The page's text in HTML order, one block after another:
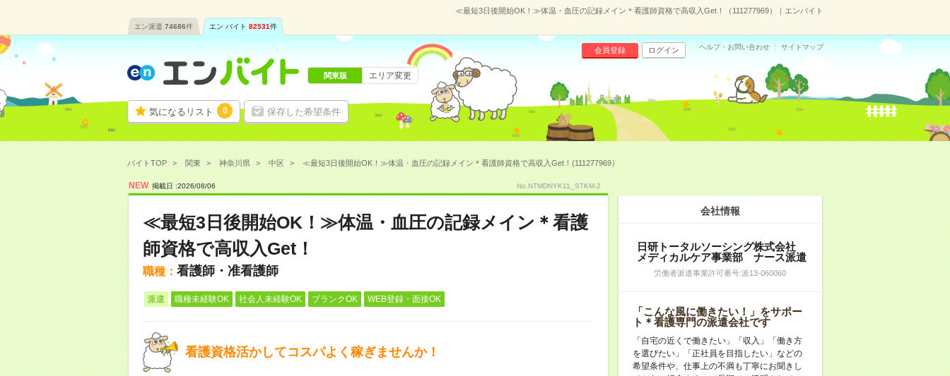
≪最短3日後開始OK！≫体温・血圧の記録メイン＊看護師資格で高収入Get！（111277969）｜エンバイト
エン派遣 74686件 エン バイト 82531件
気になるリスト 0 保存した希望条件
会員登録 ログイン ヘルプ・お問い合わせ サイトマップ
関東版 エリア変更
バイトTOP 関東 神奈川県 中区 ≪最短3日後開始OK！≫体温・血圧の記録メイン＊看護師資格で高収入Get！(111277969）
NEW 掲載日 :2026/08/06 No.NTMDNYK11_STKM-2
≪最短3日後開始OK！≫体温・血圧の記録メイン＊看護
師資格で高収入Get！
職種： 看護師・准看護師
派遣 職種未経験OK 社会人未経験OK ブランクOK WEB登録・面接OK
看護資格活かしてコスパよく稼ぎませんか！
会社情報
日研トータルソーシング株式会社
メディカルケア事業部 ナース派遣
労働者派遣事業許可番号:派13-060060
「こんな風に働きたい！」をサポー
ト＊看護専門の派遣会社です
「自宅の近くで働きたい」「収入」「働き方
を選びたい」「正社員を目指したい」などの
希望条件や、仕事上の不満も丁寧にお聞きし